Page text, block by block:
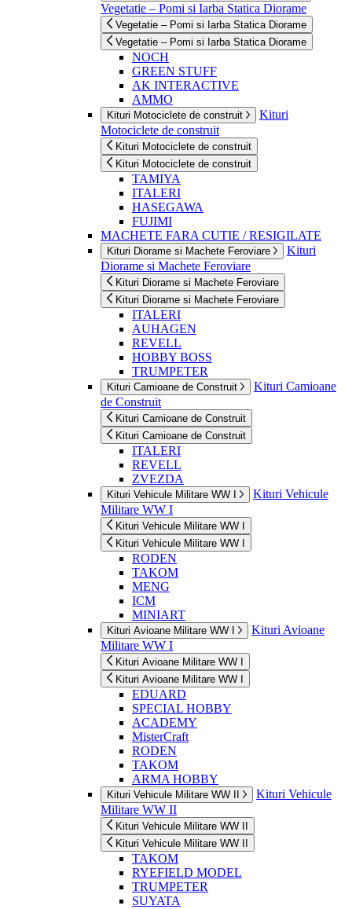
Vegetatie – Pomi si Iarba Statica Diorame
Vegetatie – Pomi si Iarba Statica Diorame
Vegetatie – Pomi si Iarba Statica Diorame
NOCH
GREEN STUFF
AK INTERACTIVE
AMMO
Kituri Motociclete de construit
Kituri
Motociclete de construit
Kituri Motociclete de construit
Kituri Motociclete de construit
TAMIYA
ITALERI
HASEGAWA
FUJIMI
MACHETE FARA CUTIE / RESIGILATE
Kituri Diorame si Machete Feroviare
Kituri
Diorame si Machete Feroviare
Kituri Diorame si Machete Feroviare
Kituri Diorame si Machete Feroviare
ITALERI
AUHAGEN
REVELL
HOBBY BOSS
TRUMPETER
Kituri Camioane de Construit
Kituri Camioane
de Construit
Kituri Camioane de Construit
Kituri Camioane de Construit
ITALERI
REVELL
ZVEZDA
Kituri Vehicule Militare WW I
Kituri Vehicule
Militare WW I
Kituri Vehicule Militare WW I
Kituri Vehicule Militare WW I
RODEN
TAKOM
MENG
ICM
MINIART
Kituri Avioane Militare WW I
Kituri Avioane
Militare WW I
Kituri Avioane Militare WW I
Kituri Avioane Militare WW I
EDUARD
SPECIAL HOBBY
ACADEMY
MisterCraft
RODEN
TAKOM
ARMA HOBBY
Kituri Vehicule Militare WW II
Kituri Vehicule
Militare WW II
Kituri Vehicule Militare WW II
Kituri Vehicule Militare WW II
TAKOM
RYEFIELD MODEL
TRUMPETER
SUYATA